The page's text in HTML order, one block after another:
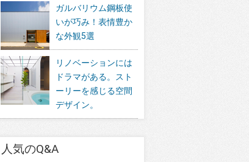
ガルバリウム鋼板使
いが巧み！表情豊か
な外観5選
リノベーションには
ドラマがある。スト
ーリーを感じる空間
デザイン。
人気のQ&A